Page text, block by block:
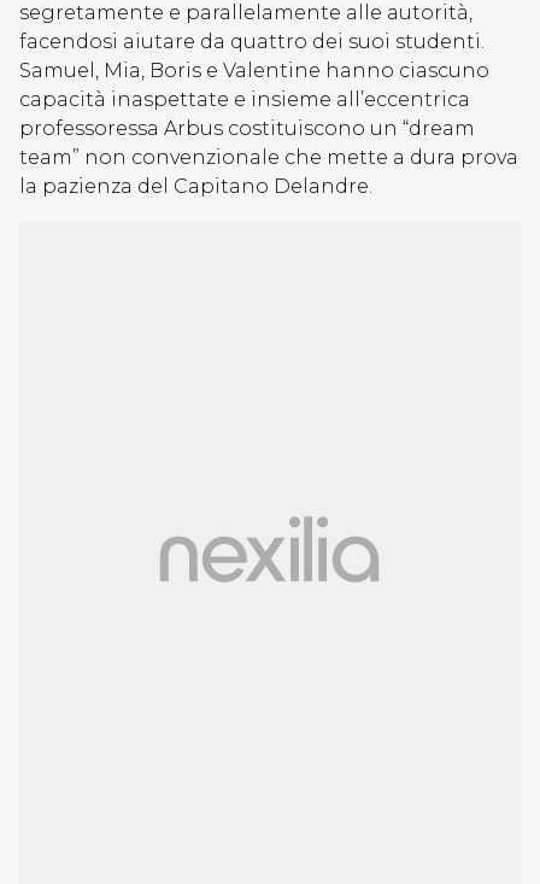
segretamente e parallelamente alle autorità,
facendosi aiutare da quattro dei suoi studenti.
Samuel, Mia, Boris e Valentine hanno ciascuno
capacità inaspettate e insieme all’eccentrica
professoressa Arbus costituiscono un “dream
team” non convenzionale che mette a dura prova
la pazienza del Capitano Delandre.